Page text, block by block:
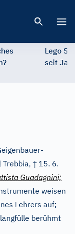
Lego
seit
Trebbia, † 15. 6.
Guadagnini;
weisen
Lehrers auf;
berühmt